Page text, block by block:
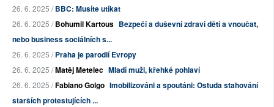
26. 6. 2025 /BBC: Musíte utíkat
26. 6. 2025 /Bohumil Kartous Bezpečí a duševní zdraví dětí a vnoučat,
nebo business sociálních s...
26. 6. 2025 /Praha je parodií Evropy
26. 6. 2025 /Matěj Metelec Mladí muži, křehké pohlaví
26. 6. 2025 /Fabiano Golgo Imobilizováni a spoutáni: Ostuda stahování
starších protestujících ...